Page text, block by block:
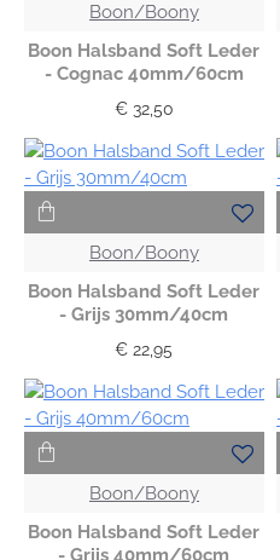
Boon/Boony
Boon Halsband Soft Leder
- Cognac 40mm/60cm
€ 32,50
Boon/Boony
Boon Halsband Soft Leder
- Grijs 30mm/40cm
€ 22,95
Boon/Boony
Boon Halsband Soft Leder
- Grijs 40mm/60cm